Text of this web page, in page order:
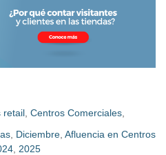
retail Centros Comerciales
Diciembre Afluencia en Centros
2025